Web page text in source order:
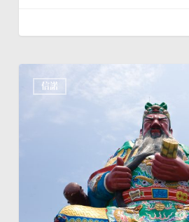
信諾